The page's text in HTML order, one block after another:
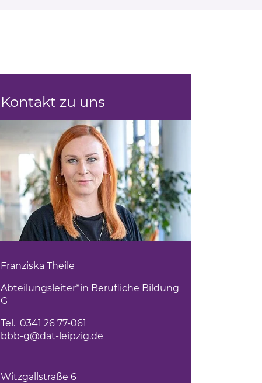
Kontakt zu uns
Franziska Theile
Abteilungsleiter*in Berufliche Bildung
G
Tel. 0341 26 77-061
bbb-g@dat-leipzig.de
Witzgallstraße 6